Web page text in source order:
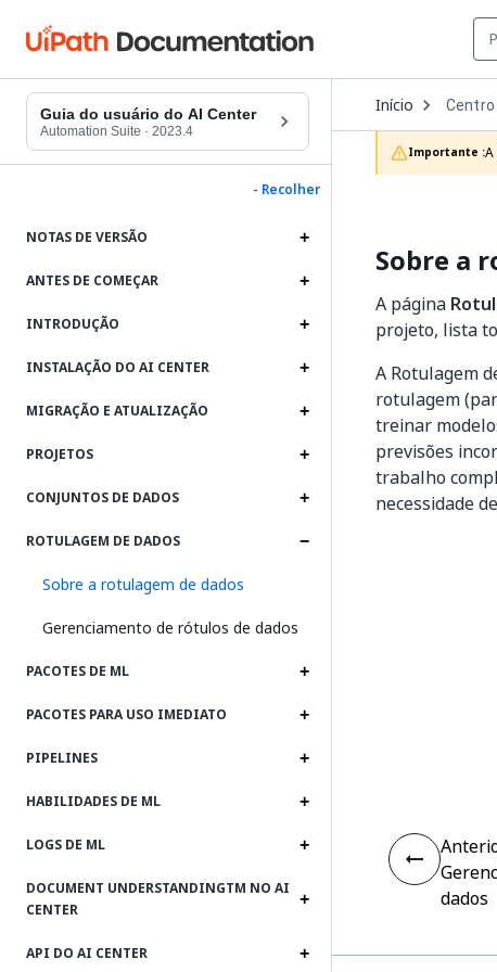
Guia do usuário do AI Center
Automation Suite · 2023.4
- Recolher
NOTAS DE VERSÃO
ANTES DE COMEÇAR
INTRODUÇÃO
INSTALAÇÃO DO AI CENTER
MIGRAÇÃO E ATUALIZAÇÃO
PROJETOS
CONJUNTOS DE DADOS
ROTULAGEM DE DADOS
Sobre a rotulagem de dados
Gerenciamento de rótulos de dados
PACOTES DE ML
PACOTES PARA USO IMEDIATO
PIPELINES
HABILIDADES DE ML
LOGS DE ML
DOCUMENT UNDERSTANDINGTM NO AI
CENTER
API DO AI CENTER
Início Open
to
choose
product
Centro
Importante :
Sobre a
A página
projeto, lista
A Rotulagem
rotulagem
treinar
previsões
trabalho
necessidade
dados